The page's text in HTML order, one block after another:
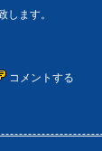
します。
コメントする